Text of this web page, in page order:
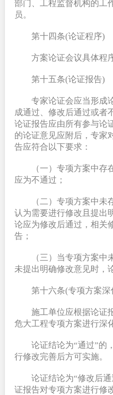
部门、工程监督机构的工
员。
第十四条(论证程序)
方案论证会议具体程
第十五条(论证报告)
专家论证会应当形成
成通过、修改后通过或者
论证报告应由所有参与论
的论证意见应附后，专家
告应符合以下要求：
（一）专项方案中
应为不通过；
（二）专项方案中未
认为需要进行修改且提出
论应为修改后通过，相关
告；
（三）当专项方案中
未提出明确修改意见时，
第十六条(专项方案深
施工单位应根据论证
危大工程专项方案进行深
论证结论为“通过”的
行修改完善后方可实施。
论证结论为“修改后
证报告对专项方案进行修